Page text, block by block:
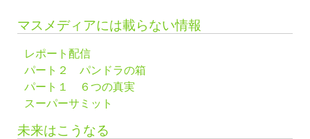
マスメディアには載らない情報
レポート配信
パート２ パンドラの箱
パート１ ６つの真実
スーパーサミット
未来はこうなる